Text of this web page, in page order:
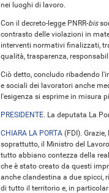
nei luoghi di lavoro.
Con il decreto-legge PNRR-bis
contrasto delle violazioni in
interventi normativi finalizzati,
qualità, trasparenza,
Ciò detto, concludo ribadendo
e sociali dei lavoratori anche
l'esigenza si esprime in misura
PRESIDENTE. La deputata La
CHIARA LA PORTA (FDI ).
soprattutto, il Ministro del
tutto abbiano contezza della
che è stato creato da questi
anche clandestina a due spicci,
di tutto il territorio e, in